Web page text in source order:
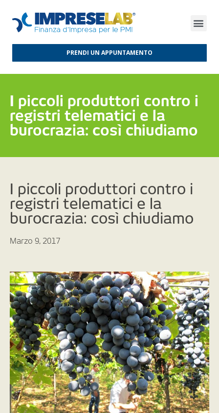
PRENDI UN APPUNTAMENTO
I piccoli produttori contro i
registri telematici e la
burocrazia: così chiudiamo
I piccoli produttori contro i
registri telematici e la
burocrazia: così chiudiamo
Marzo 9, 2017